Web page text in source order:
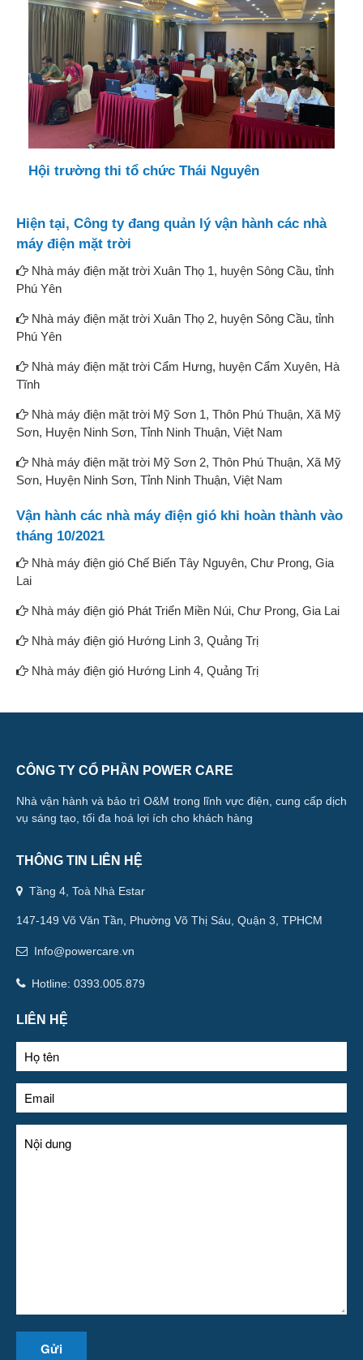
Hội trường thi tổ chức Thái Nguyên
Hiện tại, Công ty đang quản lý vận hành các nhà
máy điện mặt trời
Nhà máy điện mặt trời Xuân Thọ 1, huyện Sông Cầu, tỉnh
Phú Yên
Nhà máy điện mặt trời Xuân Thọ 2, huyện Sông Cầu, tỉnh
Phú Yên
Nhà máy điện mặt trời Cẩm Hưng, huyện Cẩm Xuyên, Hà
Tĩnh
Nhà máy điện mặt trời Mỹ Sơn 1, Thôn Phú Thuận, Xã Mỹ
Sơn, Huyện Ninh Sơn, Tỉnh Ninh Thuận, Việt Nam
Nhà máy điện mặt trời Mỹ Sơn 2, Thôn Phú Thuận, Xã Mỹ
Sơn, Huyện Ninh Sơn, Tỉnh Ninh Thuận, Việt Nam
Vận hành các nhà máy điện gió khi hoàn thành vào
tháng 10/2021
Nhà máy điện gió Chế Biến Tây Nguyên, Chư Prong, Gia
Lai
Nhà máy điện gió Phát Triển Miền Núi, Chư Prong, Gia Lai
Nhà máy điện gió Hướng Linh 3, Quảng Trị
Nhà máy điện gió Hướng Linh 4, Quảng Trị
CÔNG TY CỔ PHẦN POWER CARE
Nhà vận hành và bảo trì O&M trong lĩnh vực điện, cung cấp dịch
vụ sáng tạo, tối đa hoá lợi ích cho khách hàng
THÔNG TIN LIÊN HỆ
Tầng 4, Toà Nhà Estar
147-149 Võ Văn Tần, Phường Võ Thị Sáu, Quận 3, TPHCM
Info@powercare.vn
Hotline: 0393.005.879
LIÊN HỆ